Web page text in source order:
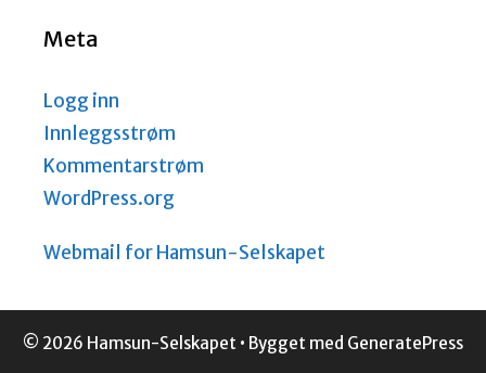
Meta
Logg inn
Innleggsstrøm
Kommentarstrøm
WordPress.org
Webmail for Hamsun-Selskapet
© 2026 Hamsun-Selskapet • Bygget med GeneratePress